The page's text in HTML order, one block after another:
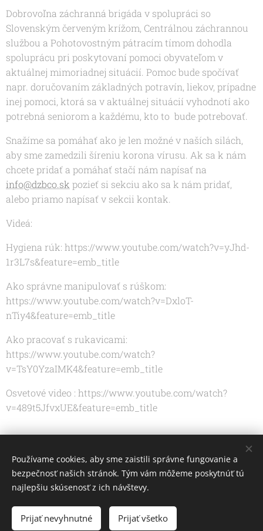
Dobrovoľna záchranná brigáda v spolupráci so
Slovenským červeným krížom, Centrálnou záchrannou
službou a Pohotovostným pátracím tímom dohodla
spoluprácu pri poskytovaní pomoci obyvateľom v
aktuálnej mimoriadnej situácií. Pomoc bude spočívať
napr. doručovaním základných potravín, liekov, prípadne
inej pomoci, ktorá sa v aktuálnej situácií vyhodnotí ako
potrebná seniorom a každému, kto to bude potrebovať.
Snažíme sa pomáhať ako je len možné v naších silách,
aby sme zamedzili šíreniu korona vírusu. Ak sa k nám
chcete pridať a pomáhať stačí nám napísať na
info@dzbco.sk pozieť si sekciu ako sa k nám pridať,
alebo priamo napísať v sekcii kontak.
Videá:
Hygiena rúk: https://www.youtube.com/watch?v=yJhd-
1r3L7s&feature=emb_title
Ako správne manipulovať s rúškom:
https://www.youtube.com/watch?v=DxloT-
nTiy4&feature=emb_title
Ako pracovať s rukavicami:
https://www.youtube.com/watch?
v=TsY0YzaIMK4&feature=emb_title
Osvetové video : https://www.youtube.com/watch?
v=489t5JfvxUE&feature=emb_title
Cookies
Používame cookies, aby sme zaistili správne fungovanie a
bezpečnosť našich stránok. Tým vám môžeme poskytnúť tú
najlepšiu skúsenosť z ich návštevy.
Prijať nevyhnutné Prijať všetko